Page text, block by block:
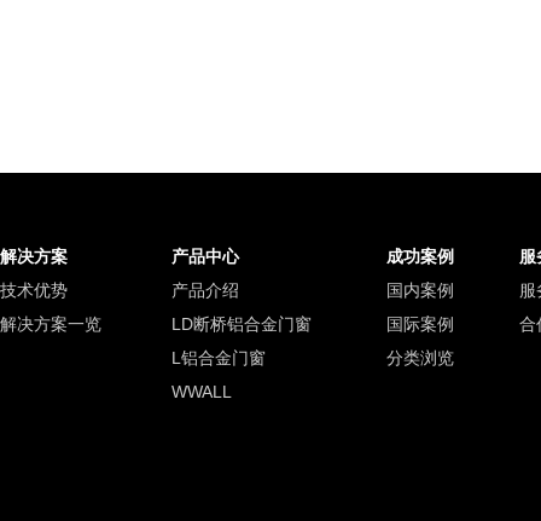
解决方案 产品中心 成功案例
服
技术优势
产品介绍 国内案例
服
解决方案一览
LD断桥铝合金门窗 国际案例
合
L铝合金门窗
分类浏览
WWALL